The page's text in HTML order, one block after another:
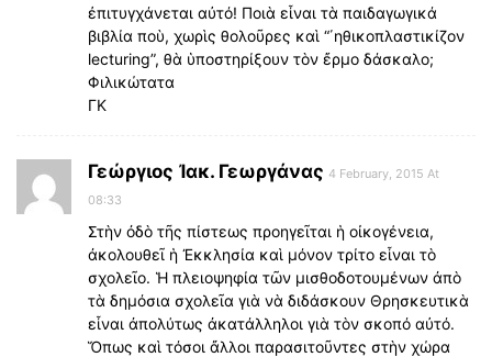
ἐπιτυγχάνεται αὐτό! Ποιὰ εἶναι τὰ παιδαγωγικά
βιβλία ποὺ, χωρὶς θολοῦρες καὶ “΄ηθικοπλαστικίζον
lecturing”, θὰ ὑποστηρίξουν τὸν ἔρμο δάσκαλο;
Φιλικώτατα
ΓΚ
Γεώργιος Ἰακ. Γεωργάνας 4 February, 2015 At
08:33
Στὴν ὀδὸ τῆς πίστεως προηγεῖται ἡ οἰκογένεια,
ἀκολουθεῖ ἡ Ἐκκλησία καὶ μόνον τρίτο εἶναι τὸ
σχολεῖο. Ἡ πλειοψηφία τῶν μισθοδοτουμένων ἀπὸ
τὰ δημόσια σχολεῖα γιὰ νὰ διδάσκουν Θρησκευτικὰ
εἶναι ἀπολύτως ἀκατάλληλοι γιὰ τὸν σκοπό αὐτό.
Ὅπως καὶ τόσοι ἄλλοι παρασιτοῦντες στὴν χώρα